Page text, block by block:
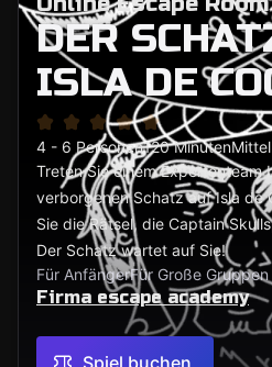
DER
ISLA DE
4 - 6 Personen120 MinutenMittel
Treten Sie einem Expertenteam
verborgenen Schatz auf Isla de
Sie die Rätsel, die Captain
Der Schatz wartet auf Sie!
Für AnfängerFür Große Gruppen
Firma escape academy
Spiel buchen